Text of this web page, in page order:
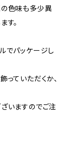
色味も多少異
す。
でパッケージし
ていただくか、
いますのでご注